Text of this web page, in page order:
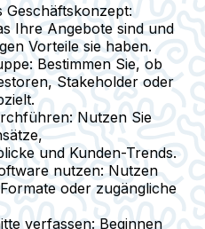
Geschäftskonzept:
Ihre Angebote sind und
Vorteile sie haben.
: Bestimmen Sie, ob
Stakeholder oder
: Nutzen Sie
und Kunden-Trends.
nutzen: Nutzen
oder zugängliche
verfassen: Beginnen